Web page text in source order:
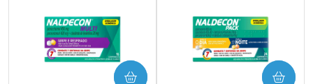
COMPRAR COMPRAR